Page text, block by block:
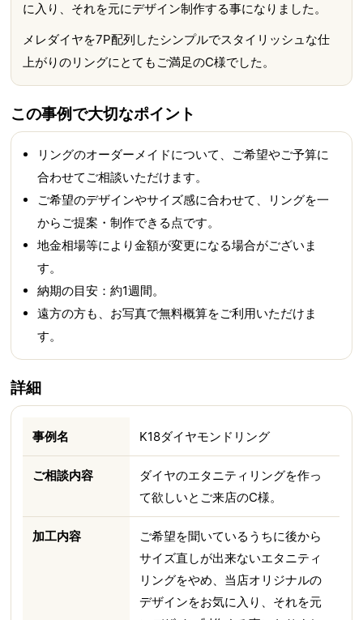
に入り、それを元にデザイン制作する事になりました。
メレダイヤを7P配列したシンプルでスタイリッシュな仕
上がりのリングにとてもご満足のC様でした。
この事例で大切なポイント
リングのオーダーメイドについて、ご希望やご予算に
合わせてご相談いただけます。
ご希望のデザインやサイズ感に合わせて、リングを一
からご提案・制作できる点です。
地金相場等により金額が変更になる場合がございま
す。
納期の目安：約1週間。
遠方の方も、お写真で無料概算をご利用いただけま
す。
詳細
事例名 K18ダイヤモンドリング
ご相談内容
ダイヤのエタニティリングを作っ
て欲しいとご来店のC様。
加工内容
ご希望を聞いているうちに後から
サイズ直しが出来ないエタニティ
リングをやめ、当店オリジナルの
デザインをお気に入り、それを元